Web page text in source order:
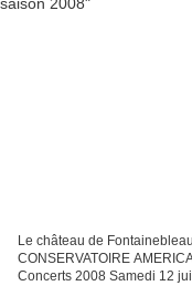
Le château de
CONSERVATOIRE
Concerts 2008 Samedi 12